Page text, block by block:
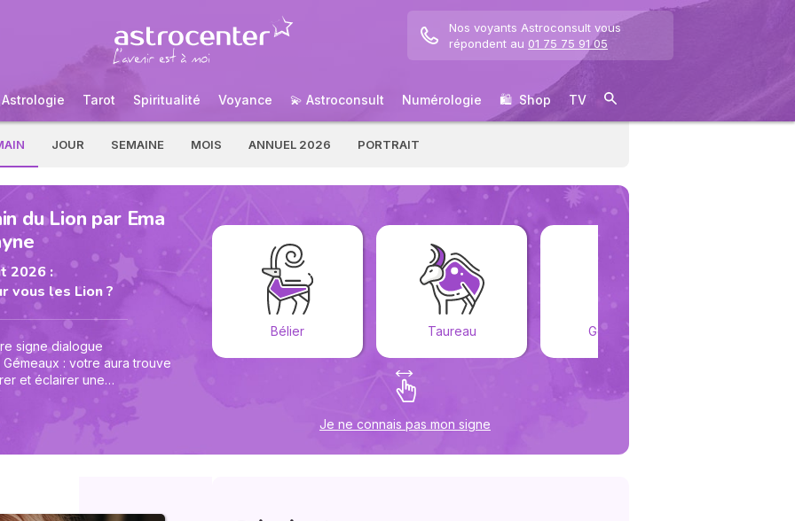
Nos voyants Astroconsult vous
répondent au 01 75 75 91 05
Astrologie Tarot Spiritualité Voyance 💫 Astroconsult Numérologie 🛍 ️ Shop TV
JOUR SEMAINE MOIS ANNUEL 2026 PORTRAIT
du Lion par Ema
2026 :
vous les Lion ?
signe dialogue
: votre aura trouve
et éclairer une
imprévu ou un simple café
d’une idée brillante. Restez
panache gagne encore en
: avant de répondre,
Bélier Taureau Gémeaux
Je ne connais pas mon signe